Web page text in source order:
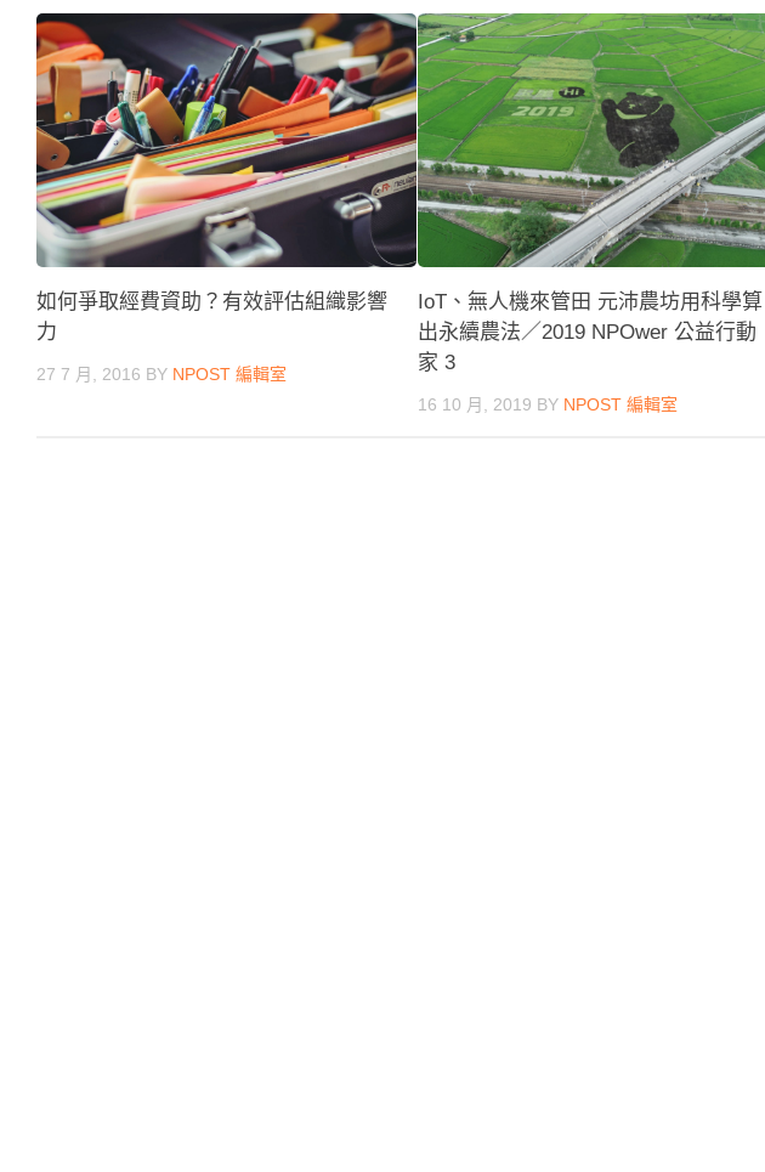
如何爭取經費資助？有效評估組織影響
力
27 7 月, 2016 BY NPOST 編輯室
IoT、無人機來管田 元沛農坊用科學算
出永續農法／2019 NPOwer 公益行動
家 3
16 10 月, 2019 BY NPOST 編輯室